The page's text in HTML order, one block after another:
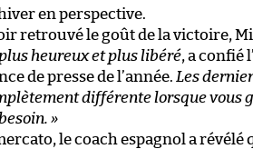
en perspective.
retrouvé le goût de la victoire,
heureux et plus libéré, a confié
de presse de l’année. Les
différente lorsque vous
»
le coach espagnol a révélé